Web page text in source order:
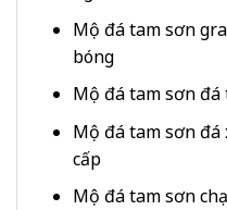
Mộ đá tam sơn
bóng
Mộ đá tam sơn
Mộ đá tam sơn
cấp
Mộ đá tam sơn